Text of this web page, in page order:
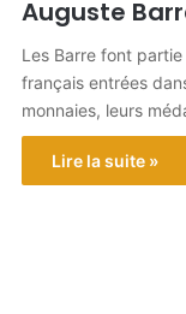
Auguste
Les Barre font
français entrées
monnaies, leurs
Lire la suite »